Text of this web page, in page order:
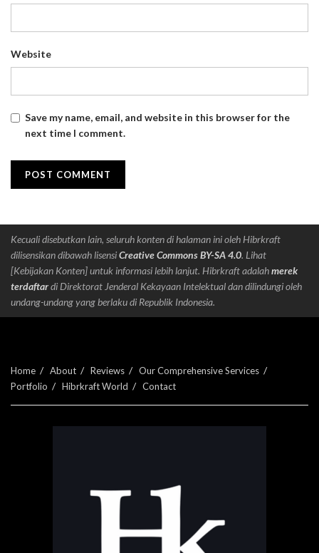
Website
Save my name, email, and website in this browser for the
next time I comment.
Kecuali disebutkan lain, seluruh konten di halaman ini oleh Hibrkraft
dilisensikan dibawah lisensiCreative Commons BY-SA 4.0. Lihat
[Kebijakan Konten] untuk informasi lebih lanjut. Hibrkraft adalahmerek
terdaftardi Direktorat Jenderal Kekayaan Intelektual dan dilindungi oleh
undang-undang yang berlaku di Republik Indonesia.
Home About Reviews
Our Comprehensive Services
Portfolio
Hibrkraft World Contact